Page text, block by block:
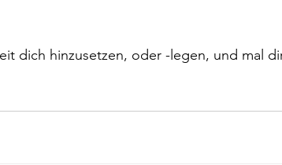
dich hinzusetzen, oder -legen, und mal